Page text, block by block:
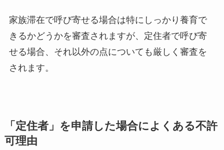
家族滞在で呼び寄せる場合は特にしっかり養育で
きるかどうかを審査されますが、定住者で呼び寄
せる場合、それ以外の点についても厳しく審査を
されます。
「定住者」を申請した場合によくある不許
可理由